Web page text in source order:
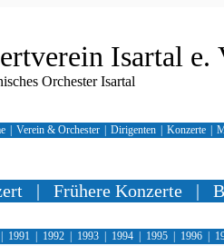
Isartal e.
Orchester Isartal
Verein & Orchester Dirigenten Konzerte
| Frühere Konzerte |
1991 1992 1993 1994 1995 1996